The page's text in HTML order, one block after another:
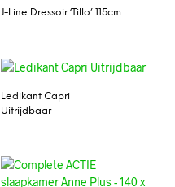
J-Line Dressoir ‘Tillo’ 115cm
Ledikant Capri
Uitrijdbaar